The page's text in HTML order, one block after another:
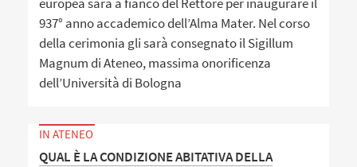
937° anno accademico dell’Alma Mater. Nel corso
della cerimonia gli sarà consegnato il Sigillum
Magnum di Ateneo, massima onorificenza
dell’Università di Bologna
IN ATENEO
QUAL È LA CONDIZIONE ABITATIVA DELLA